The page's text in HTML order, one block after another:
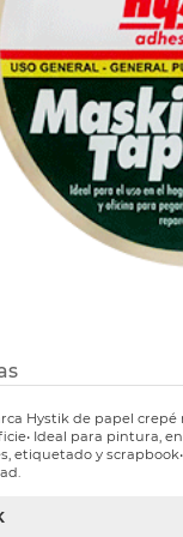
Etiquetas
Hystik de papel
Ideal para pintura,
etiquetado y